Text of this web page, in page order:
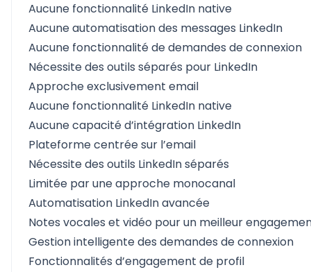
Aucune fonctionnalité LinkedIn native
Aucune automatisation des messages LinkedIn
Aucune fonctionnalité de demandes de connexion
Nécessite des outils séparés pour LinkedIn
Approche exclusivement email
Aucune fonctionnalité LinkedIn native
Aucune capacité d’intégration LinkedIn
Plateforme centrée sur l’email
Nécessite des outils LinkedIn séparés
Limitée par une approche monocanal
Automatisation LinkedIn avancée
Notes vocales et vidéo pour un meilleur
Gestion intelligente des demandes de connexion
Fonctionnalités d’engagement de profil